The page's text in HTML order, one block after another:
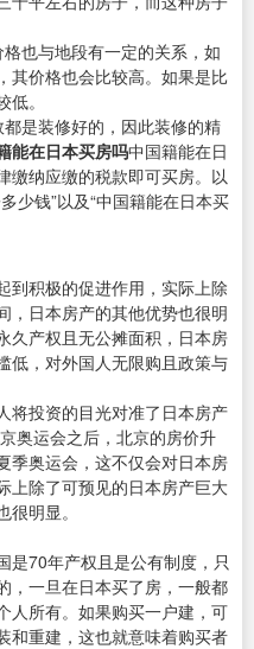
也与地段有一定的关系，如
其价格也会比较高。如果是比
。
是装修好的，因此装修的精
能在日本买房吗中国籍能在日
缴纳应缴的税款即可买房。以
少钱”以及“中国籍能在日本买
到积极的促进作用，实际上除
，日本房产的其他优势也很明
久产权且无公摊面积，日本房
低，对外国人无限购且政策与
将投资的目光对准了日本房产
奥运会之后，北京的房价升
季奥运会，这不仅会对日本房
上除了可预见的日本房产巨大
明显。
是70年产权且是公有制度，只
，一旦在日本买了房，一般都
人所有。如果购买一户建，可
和重建，这也就意味着购买者